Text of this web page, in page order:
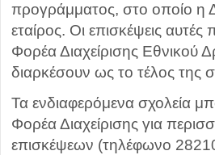
προγράμματος, στο οποίο η
εταίρος. Οι επισκέψεις
Φορέα Διαχείρισης Εθνικού
διαρκέσουν ως το τέλος της
Τα ενδιαφερόμενα σχολεία
Φορέα Διαχείρισης για
επισκέψεων (τηλέφωνο